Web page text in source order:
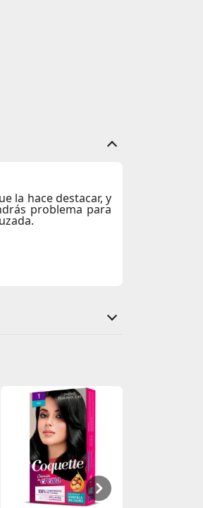
la hace destacar, y
problema para